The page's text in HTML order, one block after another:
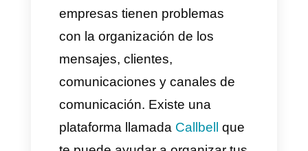
cliente.
Cuáles son las 4 formas
efectivas de ampliar las
operaciones de atención al
cliente de tu empresa?